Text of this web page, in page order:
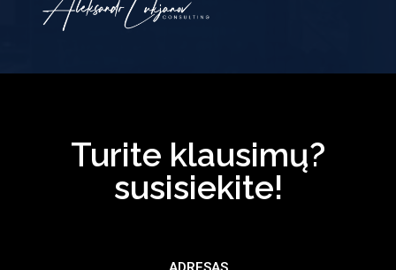
Turite klausimų?
susisiekite!